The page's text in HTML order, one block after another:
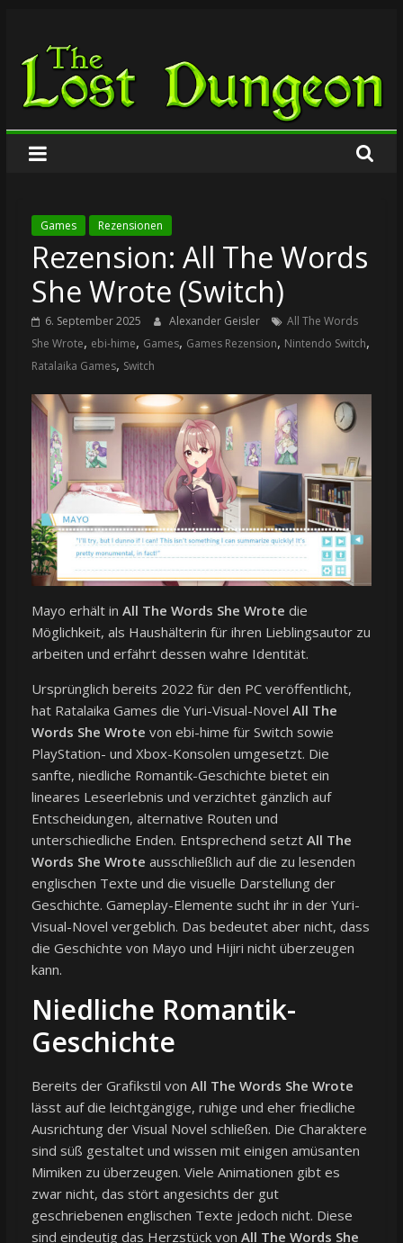
springen
The
Lost
Dungeon
Games Rezensionen
Rezension: All The Words
She Wrote (Switch)
6. September 2025 Alexander Geisler
All The Words
She Wrote, ebi-hime, Games, Games Rezension, Nintendo Switch,
Ratalaika Games, Switch
Mayo erhält in All The Words She Wrote die
Möglichkeit, als Haushälterin für ihren Lieblingsautor zu
arbeiten und erfährt dessen wahre Identität.
Ursprünglich bereits 2022 für den PC veröffentlicht,
hat Ratalaika Games die Yuri-Visual-Novel All The
Words She Wrote von ebi-hime für Switch sowie
PlayStation- und Xbox-Konsolen umgesetzt. Die
sanfte, niedliche Romantik-Geschichte bietet ein
lineares Leseerlebnis und verzichtet gänzlich auf
Entscheidungen, alternative Routen und
unterschiedliche Enden. Entsprechend setzt All The
Words She Wrote ausschließlich auf die zu lesenden
englischen Texte und die visuelle Darstellung der
Geschichte. Gameplay-Elemente sucht ihr in der Yuri-
Visual-Novel vergeblich. Das bedeutet aber nicht, dass
die Geschichte von Mayo und Hijiri nicht überzeugen
kann.
Niedliche Romantik-
Geschichte
Bereits der Grafikstil von All The Words She Wrote
lässt auf die leichtgängige, ruhige und eher friedliche
Ausrichtung der Visual Novel schließen. Die Charaktere
sind süß gestaltet und wissen mit einigen amüsanten
Mimiken zu überzeugen. Viele Animationen gibt es
zwar nicht, das stört angesichts der gut
geschriebenen englischen Texte jedoch nicht. Diese
sind eindeutig das Herzstück von All The Words She